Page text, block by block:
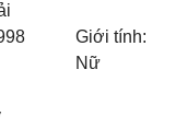
Giới tính:
Nữ